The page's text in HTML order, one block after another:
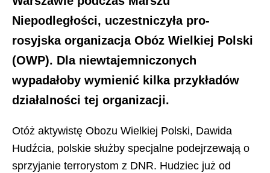
Niepodległości, uczestniczyła pro-
rosyjska organizacja Obóz Wielkiej Polski
(OWP). Dla niewtajemniczonych
wypadałoby wymienić kilka przykładów
działalności tej organizacji.
Otóż aktywistę Obozu Wielkiej Polski, Dawida
Hudźcia, polskie służby specjalne podejrzewają o
sprzyjanie terrorystom z DNR. Hudziec już od